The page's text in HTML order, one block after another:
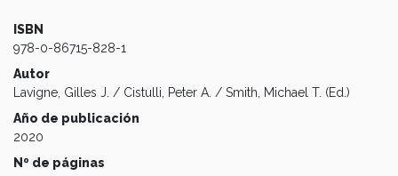
ISBN
978-0-86715-828-1
Autor
Lavigne, Gilles J. / Cistulli, Peter A. / Smith, Michael T. (Ed.)
Año de publicación
2020
Nº de páginas